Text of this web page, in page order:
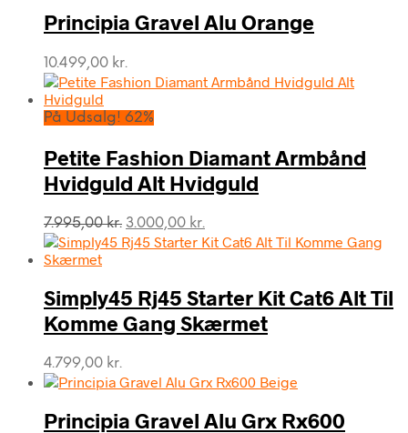
Principia Gravel Alu Orange
10.499,00 kr.
På Udsalg! 62%
Petite Fashion Diamant Armbånd
Hvidguld Alt Hvidguld
7.995,00kr. Den
oprindelige
7.995,00 kr..
3.000,00 kr.
aktuelle
3.000,00 kr..
Simply45 Rj45 Starter Kit Cat6 Alt Til
Komme Gang Skærmet
4.799,00 kr.
Principia Gravel Alu Grx Rx600